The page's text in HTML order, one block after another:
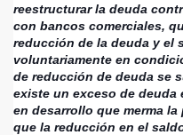
reestructurar la deuda
con bancos comerciales,
reducción de la deuda y el
voluntariamente en
de reducción de deuda se
existe un exceso de deuda
en desarrollo que merma
que la reducción en el